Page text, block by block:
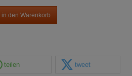
in den Warenkorb
teilen tweet